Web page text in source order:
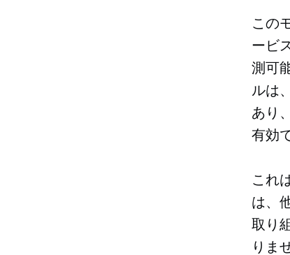
この
ービ
測可
ルは
あり
有効
これ
は、
取り
りま